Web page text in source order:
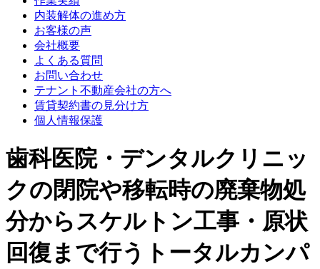
内装解体の進め方
お客様の声
会社概要
よくある質問
お問い合わせ
テナント不動産会社の方へ
賃貸契約書の見分け方
個人情報保護
歯科医院・デンタルクリニッ
クの閉院や移転時の廃棄物処
分からスケルトン工事・原状
回復まで行うトータルカンパ